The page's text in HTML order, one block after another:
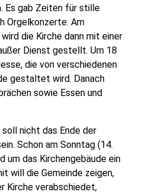
Es gab Zeiten für stille
Orgelkonzerte. Am
die Kirche dann mit einer
Dienst gestellt. Um 18
die von verschiedenen
gestaltet wird. Danach
sowie Essen und
soll nicht das Ende der
Schon am Sonntag (14.
um das Kirchengebäude ein
will die Gemeinde zeigen,
Kirche verabschiedet,